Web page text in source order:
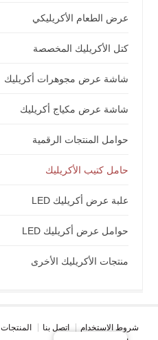
عرض الطعام الأكريليكي
كتل الأكريليك المخصصة
شاشة عرض مجوهرات أكريليك
شاشة عرض مكياج أكريليك
حوامل المنتجات الرقمية
حامل كتيب الأكريليك
علبة عرض أكريليك LED
حوامل عرض أكريليك LED
منتجات الأكريليك الأخرى
المنتجات اتصل بنا
شروط الاستخدام